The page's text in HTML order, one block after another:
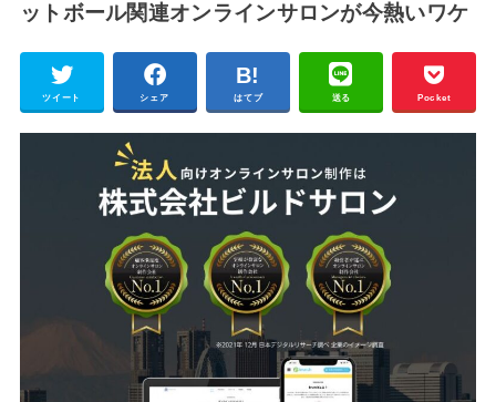
ットボール関連オンラインサロンが今熱いワケ
ツイート シェア はてブ 送る Pocket